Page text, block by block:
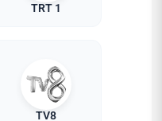
TRT 1
TV8